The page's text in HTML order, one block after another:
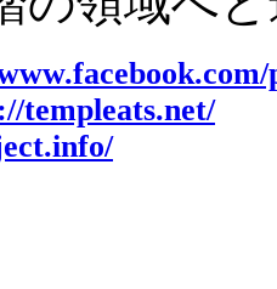
templeats.net/